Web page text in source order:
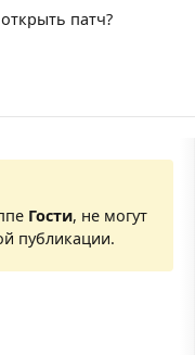
патч?
Гости, не могут
публикации.